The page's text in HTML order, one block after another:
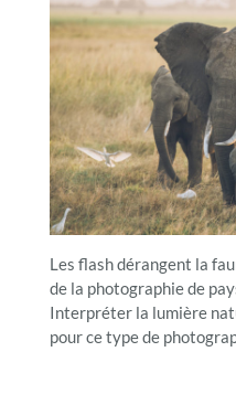
Les flash dérangent la
de la photographie de
Interpréter la lumière
pour ce type de